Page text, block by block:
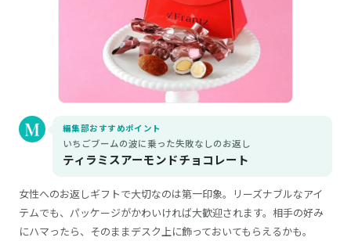
編集部おすすめポイント
いちごブームの波に乗った失敗なしのお返し
ティラミスアーモンドチョコレート
女性へのお返しギフトで大切なのは第一印象。リーズナブルなアイ
テムでも、パッケージがかわいければ大歓迎されます。相手の好み
にハマったら、そのままデスク上に飾っておいてもらえるかも。